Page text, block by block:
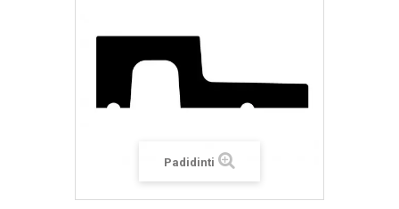
Padidinti